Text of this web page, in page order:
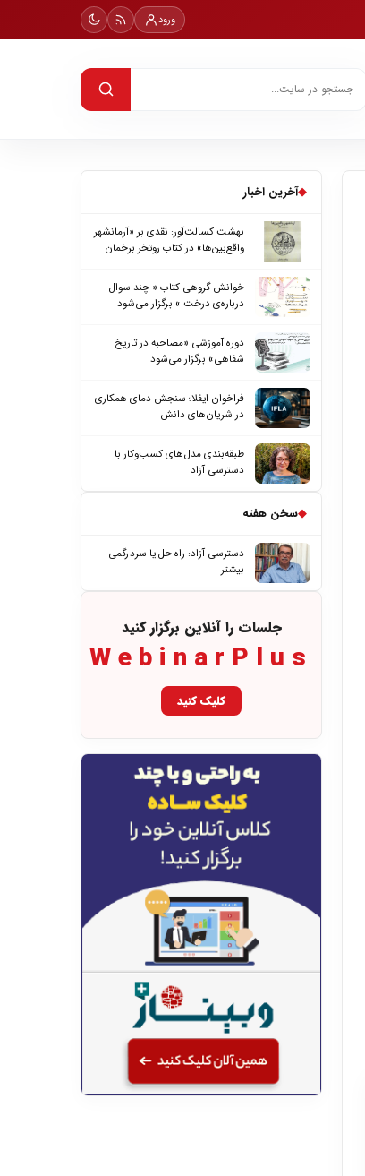
ورود
◆آخرین اخبار
بهشت کسالت‌آور: نقدی بر «آرمانشهر
واقع‌بین‌ها» در کتاب روتخر برخمان
خوانش گروهی کتاب « چند سوال
درباره‌ی درخت » برگزار می‌شود
دوره آموزشی «مصاحبه در تاریخ
شفاهی» برگزار می‌شود
فراخوان ایفلا؛ سنجش دمای همکاری
در شریان‌های دانش
طبقه‌بندی مدل‌های کسب‌وکار با
دسترسی آزاد
◆سخن هفته
دسترسی آزاد: راه حل یا سردرگمی
بیشتر
جلسات را آنلاین برگزار کنید
WebinarPlus
کلیک کنید